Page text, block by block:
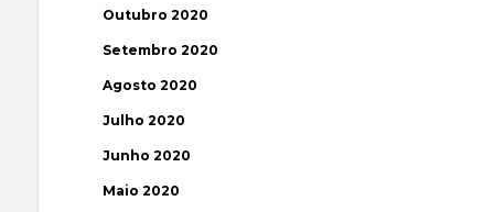
Outubro 2020
Setembro 2020
Agosto 2020
Julho 2020
Junho 2020
Maio 2020